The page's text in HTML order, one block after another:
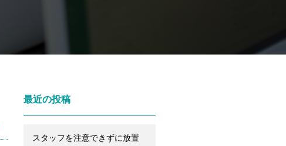
最近の投稿
スタッフを注意できずに放置